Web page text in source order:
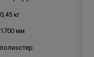
0,45 кг
1700 мм
полиэстер